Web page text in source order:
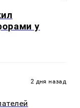
у
2 дня назад